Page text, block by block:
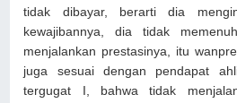
tidak dibayar, berarti dia
kewajibannya, dia tidak
menjalankan prestasinya, itu
juga sesuai dengan pendapat
tergugat I, bahwa tidak